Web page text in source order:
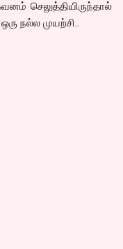
செலுத்தியிருந்தால்
நல்ல முயற்சி..